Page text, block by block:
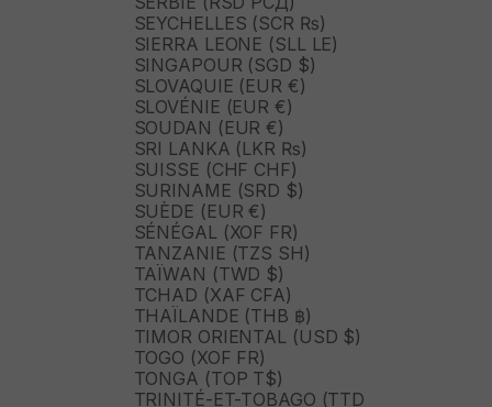
SEYCHELLES (SCR ₨)
SIERRA LEONE (SLL LE)
SINGAPOUR (SGD $)
SLOVAQUIE (EUR €)
SLOVÉNIE (EUR €)
SOUDAN (EUR €)
SRI LANKA (LKR ₨)
SUISSE (CHF CHF)
SURINAME (SRD $)
SUÈDE (EUR €)
SÉNÉGAL (XOF FR)
TANZANIE (TZS SH)
TAÏWAN (TWD $)
TCHAD (XAF CFA)
THAÏLANDE (THB ฿)
TIMOR ORIENTAL (USD $)
TOGO (XOF FR)
TONGA (TOP T$)
TRINITÉ-ET-TOBAGO (TTD